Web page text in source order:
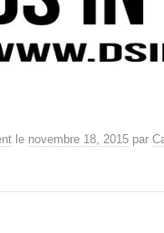
le novembre 18, 2015 par